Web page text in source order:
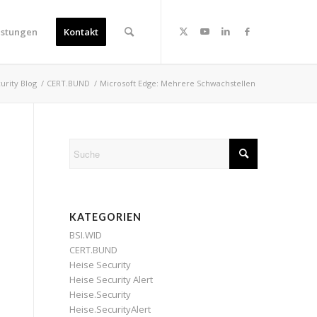
Kontakt
Blog / CERT.BUND / Microsoft Edge: Mehrere Schwachstellen
KATEGORIEN
BSI.WID
CERT.BUND
Heise Security
Heise Security Alert
Heise.Security
Heise.SecurityAlert